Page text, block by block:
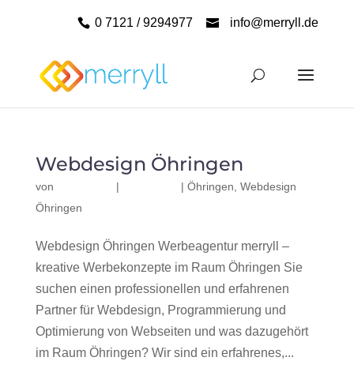
0 7121 / 9294977 info@merryll.de
Webdesign Öhringen
von | | Öhringen Webdesign
Öhringen
Webdesign Öhringen Werbeagentur merryll –
kreative Werbekonzepte im Raum Öhringen Sie
suchen einen professionellen und erfahrenen
Partner für Webdesign, Programmierung und
Optimierung von Webseiten und was dazugehört
im Raum Öhringen? Wir sind ein erfahrenes,...